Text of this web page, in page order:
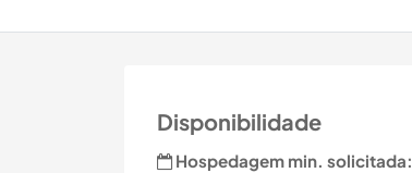
Disponibilidade
Hospedagem min. solicitada: